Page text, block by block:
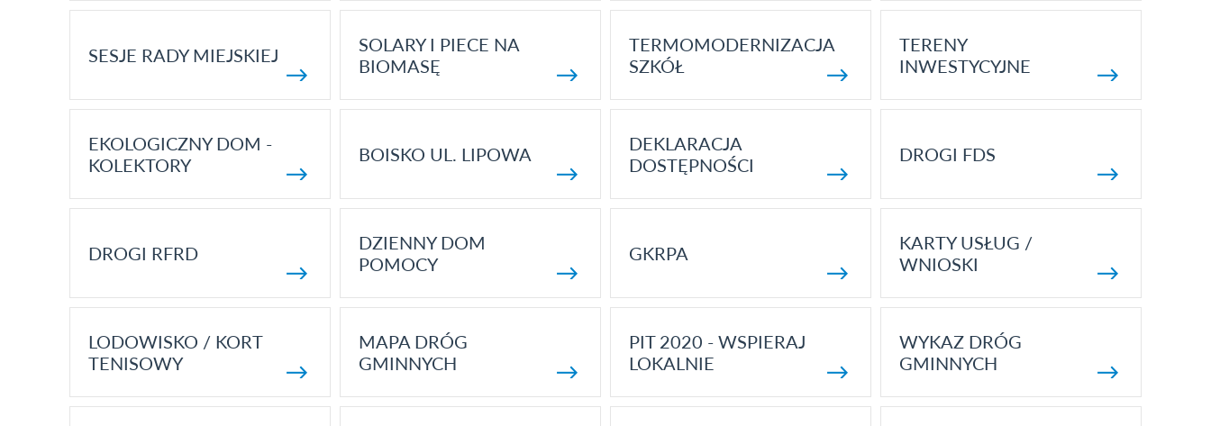
SESJE RADY MIEJSKIEJ
SOLARY I PIECE NA
BIOMASĘ
TERMOMODERNIZACJA
SZKÓŁ
TERENY
INWESTYCYJNE
EKOLOGICZNY DOM -
KOLEKTORY
BOISKO UL. LIPOWA
DEKLARACJA
DOSTĘPNOŚCI
DROGI FDS
DROGI RFRD
DZIENNY DOM
POMOCY
GKRPA
KARTY USŁUG /
WNIOSKI
LODOWISKO / KORT
TENISOWY
MAPA DRÓG
GMINNYCH
PIT 2020 - WSPIERAJ
LOKALNIE
WYKAZ DRÓG
GMINNYCH